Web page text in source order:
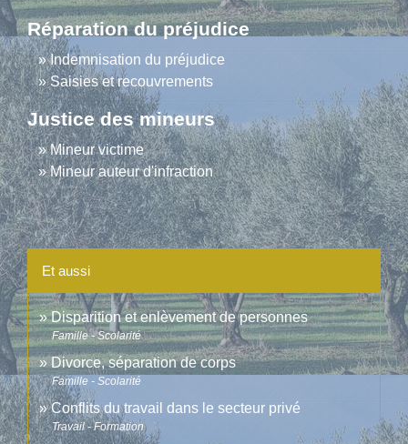
Réparation du préjudice
Indemnisation du préjudice
Saisies et recouvrements
Justice des mineurs
Mineur victime
Mineur auteur d'infraction
Et aussi
Disparition et enlèvement de personnes
Famille - Scolarité
Divorce, séparation de corps
Famille - Scolarité
Conflits du travail dans le secteur privé
Travail - Formation